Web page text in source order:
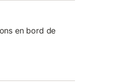
en bord de